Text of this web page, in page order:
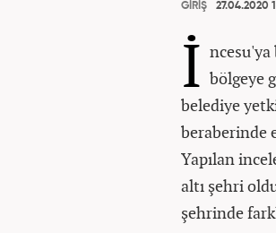
GİRİŞ 27.04.2020
İ ncesu'ya
bölgeye
belediye
beraberinde
Yapılan
altı şehri
şehrinde